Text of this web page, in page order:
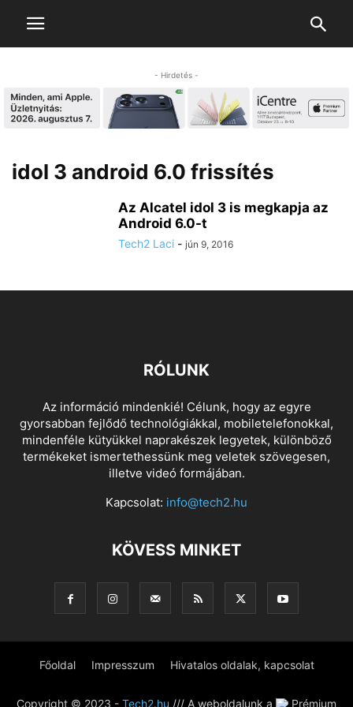
- Hirdetés -
idol 3 android 6.0 frissítés
Az Alcatel idol 3 is megkapja az
Android 6.0-t
Tech2 Laci - jún 9, 2016
RÓLUNK
Az információ mindenkié! Célunk, hogy az egyre
gyorsabban fejlődő technológiákkal, mobiletelefonokkal,
mindenféle kütyükkel naprakészek legyetek, különböző
termékeket ismertethessünk meg veletek szövegesen,
illetve videó formájában.
Kapcsolat: info@tech2.hu
KÖVESS MINKET
Főoldal Impresszum Hivatalos oldalak, kapcsolat
Copyright © 2023 - Tech2.hu /// A weboldalunk a Prémium